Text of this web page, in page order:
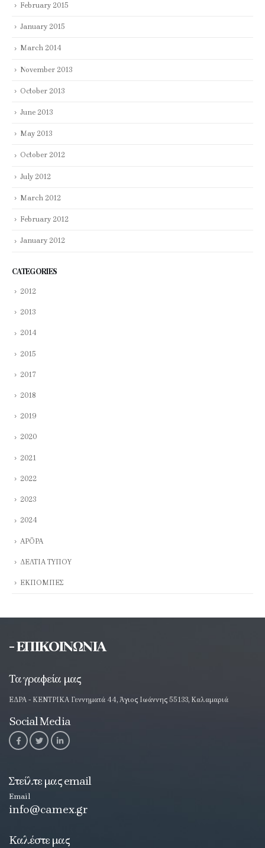
February 2015
January 2015
March 2014
November 2013
October 2013
June 2013
May 2013
October 2012
July 2012
March 2012
February 2012
January 2012
CATEGORIES
2012
2013
2014
2015
2017
2018
2019
2020
2021
2022
2023
2024
ΑΡΘΡΑ
ΔΕΛΤΙΑ ΤΥΠΟΥ
ΕΚΠΟΜΠΕΣ
- ΕΠΙΚΟΙΝΩΝΙΑ
Τα γραφεία μας
ΕΔΡΑ - ΚΕΝΤΡΙΚΑ Γεννηματά 44, Άγιος Ιωάννης 55133, Καλαμαριά
Social Media
Στείλτε μας email
Email
info@camex.gr
Καλέστε μας